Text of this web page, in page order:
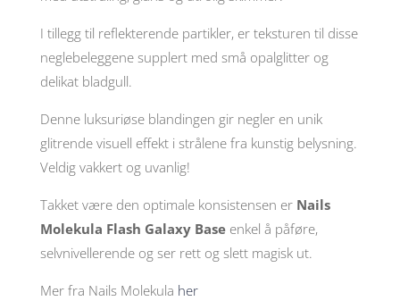
I tillegg til reflekterende partikler, er teksturen til disse
neglebeleggene supplert med små opalglitter og
delikat bladgull.
Denne luksuriøse blandingen gir negler en unik
glitrende visuell effekt i strålene fra kunstig belysning.
Veldig vakkert og uvanlig!
Takket være den optimale konsistensen erNails
Molekula Flash Galaxy Baseenkel å påføre,
selvnivellerende og ser rett og slett magisk ut.
Mer fra Nails Molekula her